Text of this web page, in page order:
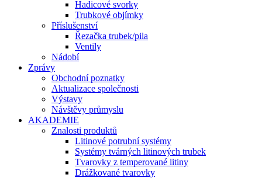
Hadicové svorky
Trubkové objímky
Příslušenství
Řezačka trubek/pila
Ventily
Nádobí
Zprávy
Obchodní poznatky
Aktualizace společnosti
Výstavy
Návštěvy průmyslu
AKADEMIE
Znalosti produktů
Litinové potrubní systémy
Systémy tvárných litinových trubek
Tvarovky z temperované litiny
Drážkované tvarovky